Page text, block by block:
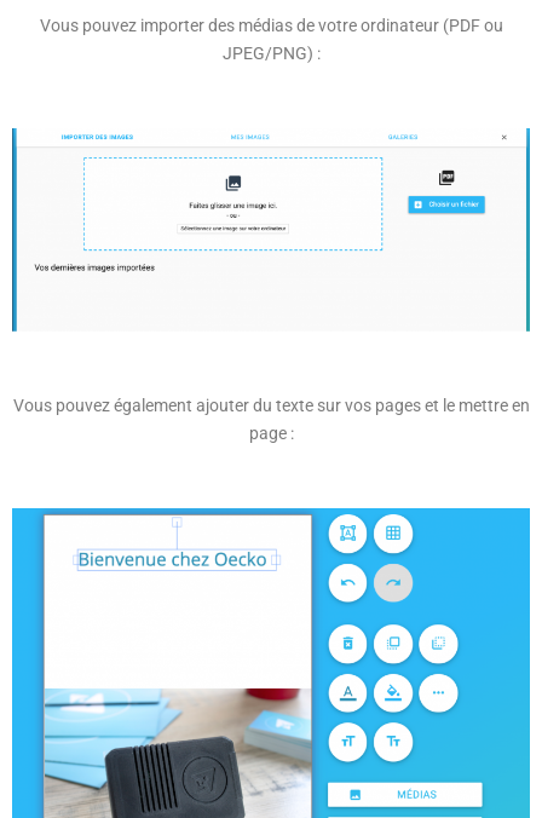
Vous pouvez importer des médias de votre ordinateur (PDF ou
JPEG/PNG) :
Vous pouvez également ajouter du texte sur vos pages et le mettre en
page :